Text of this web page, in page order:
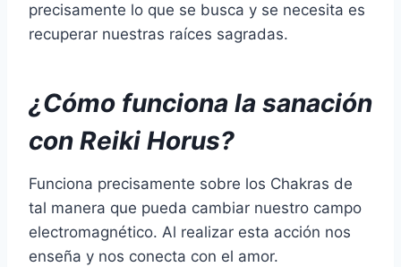
precisamente lo que se busca y se necesita es
recuperar nuestras raíces sagradas.
¿Cómo funciona la sanación
con Reiki Horus?
Funciona precisamente sobre los Chakras de
tal manera que pueda cambiar nuestro campo
electromagnético. Al realizar esta acción nos
enseña y nos conecta con el amor.